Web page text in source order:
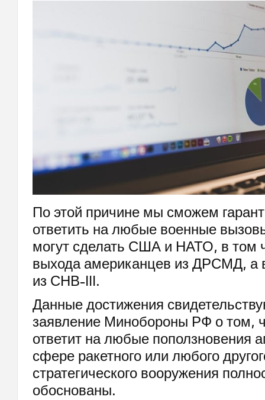
По этой причине мы сможем
ответить на любые военные
могут сделать США и НАТО, в том
выхода американцев из ДРСМД, а
из СНВ-III.
Данные достижения
заявление Минобороны РФ о том,
ответит на любые поползновения
сфере ракетного или любого
стратегического вооружения
обоснованы.